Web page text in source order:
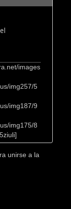
images
img257/5
img187/9
img175/8
unirse a la